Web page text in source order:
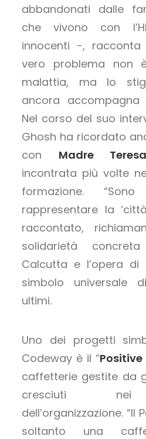
abbandonati dalle
che vivono con
innocenti -,
vero problema non
malattia, ma lo
ancora accompagna
Nel corso del suo
Ghosh ha ricordato
con Madre
incontrata più volte
formazione.
rappresentare la
raccontato,
solidarietà
Calcutta e l’opera di
simbolo universale
ultimi.
Uno dei progetti
Codeway è il “
caffetterie gestite da
cresciuti nei
dell’organizzazione. “Il
soltanto una